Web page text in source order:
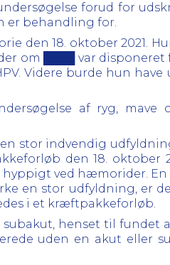
forud for
er behandling for.
den 18. oktober 2021.
om ████ var
Videre burde hun have
af ryg, mave
stor indvendig
den 18. oktober
ved hæmorider.
en stor udfyldning, er
i et kræftpakkeforløb.
henset til fundet
uden en akut eller